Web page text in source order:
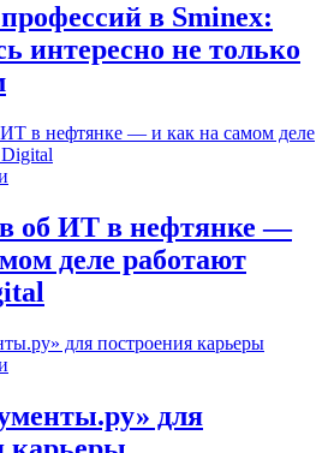
в Sminex:
интересно не только
об ИТ в нефтянке —
деле работают
для